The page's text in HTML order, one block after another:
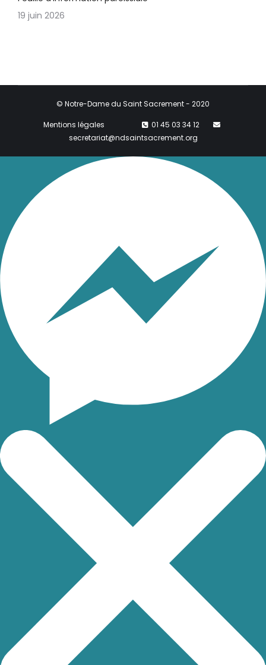
19 juin 2026
© Notre-Dame du Saint Sacrement - 2020
Mentions légales
01 45 03 34 12
secretariat@ndsaintsacrement.org